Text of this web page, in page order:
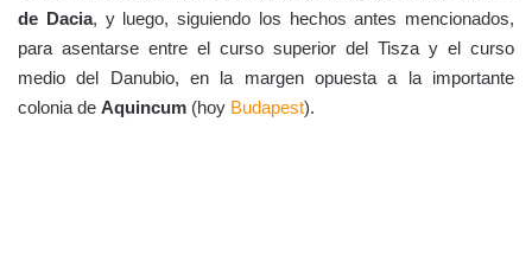
de Dacia, y luego, siguiendo los hechos antes mencionados,
para asentarse entre el curso superior del Tisza y el curso
medio del Danubio, en la margen opuesta a la importante
colonia de Aquincum (hoy Budapest).